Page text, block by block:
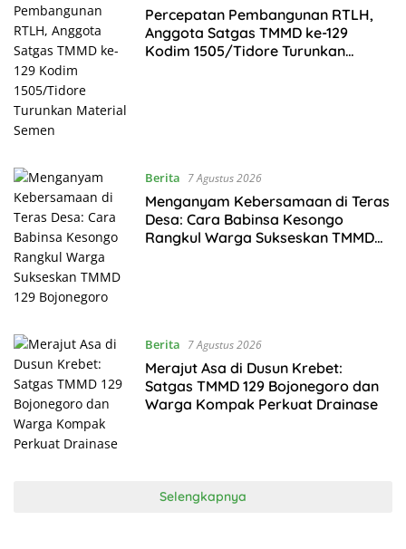
Percepatan Pembangunan RTLH,
Anggota Satgas TMMD ke-129
Kodim 1505/Tidore Turunkan
Berita 7 Agustus 2026
Menganyam Kebersamaan di Teras
Desa: Cara Babinsa Kesongo
Rangkul Warga Sukseskan TMMD
Berita 7 Agustus 2026
Merajut Asa di Dusun Krebet:
Satgas TMMD 129 Bojonegoro dan
Warga Kompak Perkuat Drainase
Selengkapnya